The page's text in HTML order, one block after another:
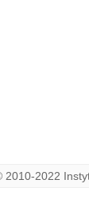
2010-2022